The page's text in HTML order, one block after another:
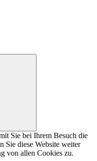
Sie bei Ihrem Besuch die
Sie diese Website weiter
von allen Cookies zu.